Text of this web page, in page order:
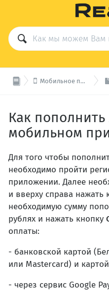
 Мобильное приложение Realt
Как
мобильном
Для того чтобы
необходимо пройти
приложении. Далее
и вверху справа нажать
необходимую сумму
рублях и нажать кнопку
оплаты:
- банковской картой
или Mastercard) и
- через сервис Google